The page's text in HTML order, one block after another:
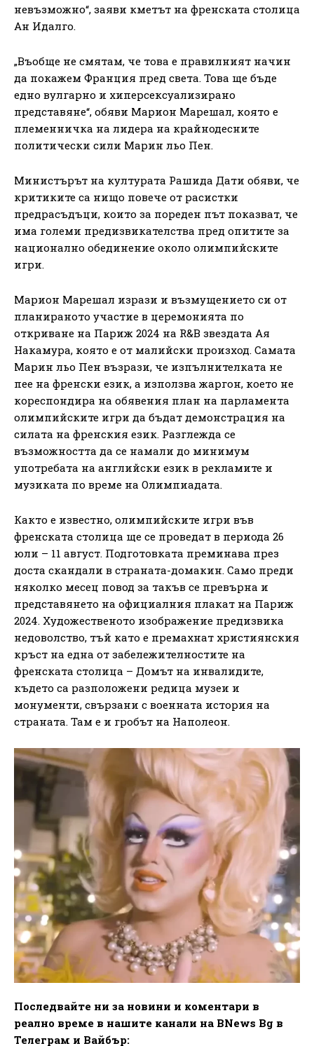
невъзможно“, заяви кметът на френската столица
Ан Идалго.
„Въобще не смятам, че това е правилният начин
да покажем Франция пред света. Това ще бъде
едно вулгарно и хиперсексуализирано
представяне“, обяви Марион Марешал, която е
племенничка на лидера на крайнодесните
политически сили Марин льо Пен.
Министърът на културата Рашида Дати обяви, че
критиките са нищо повече от расистки
предрасъдъци, които за пореден път показват, че
има големи предизвикателства пред опитите за
национално обединение около олимпийските
игри.
Марион Марешал изрази и възмущението си от
планираното участие в церемонията по
откриване на Париж 2024 на R&B звездата Ая
Накамура, която е от малийски произход. Самата
Марин льо Пен възрази, че изпълнителката не
пее на френски език, а използва жаргон, което не
кореспондира на обявения план на парламента
олимпийските игри да бъдат демонстрация на
силата на френския език. Разглежда се
възможността да се намали до минимум
употребата на английски език в рекламите и
музиката по време на Олимпиадата.
Както е известно, олимпийските игри във
френската столица ще се проведат в периода 26
юли – 11 август. Подготовката преминава през
доста скандали в страната-домакин. Само преди
няколко месец повод за такъв се превърна и
представянето на официалния плакат на Париж
2024. Художественото изображение предизвика
недоволство, тъй като е премахнат християнския
кръст на една от забележителностите на
френската столица – Домът на инвалидите,
където са разположени редица музеи и
монументи, свързани с военната история на
страната. Там е и гробът на Наполеон.
Последвайте ни за новини и коментари в
реално време в нашите канали на BNews Bg в
Телеграм и Вайбър: